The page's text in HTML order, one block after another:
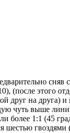
сняв
(после этого
друг на друга) и
чуть выше
более 1:1 (45
шестью гвоздями